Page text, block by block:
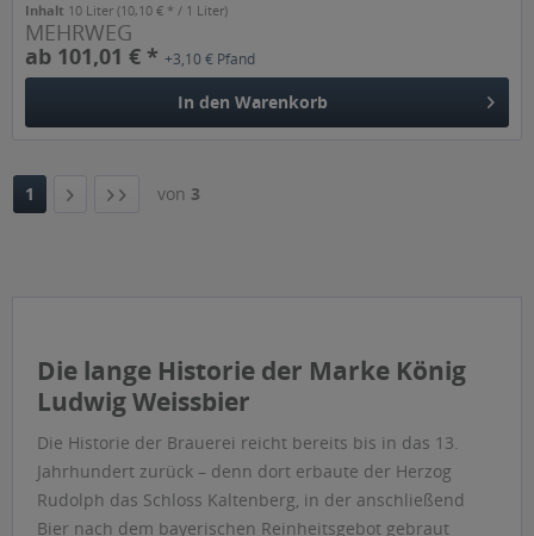
Inhalt 10 Liter(10,10 € * / 1 Liter)
MEHRWEG
ab 101,01 € *+3,10 € Pfand
In den Warenkorb
1 von 3
Die lange Historie der Marke König
Ludwig Weissbier
Die Historie der Brauerei reicht bereits bis in das 13.
Jahrhundert zurück – denn dort erbaute der Herzog
Rudolph das Schloss Kaltenberg, in der anschließend
Bier nach dem bayerischen Reinheitsgebot gebraut